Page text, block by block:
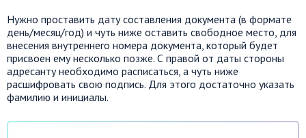
Нужно проставить дату составления документа (в формате
день/месяц/год) и чуть ниже оставить свободное место, для
внесения внутреннего номера документа, который будет
присвоен ему несколько позже. С правой от даты стороны
адресанту необходимо расписаться, а чуть ниже
расшифровать свою подпись. Для этого достаточно указать
фамилию и инициалы.